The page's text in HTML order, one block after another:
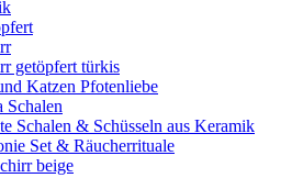
getöpfert türkis
Katzen Pfotenliebe
Schalen
Schalen & Schüsseln aus Keramik
Set & Räucherrituale
beige